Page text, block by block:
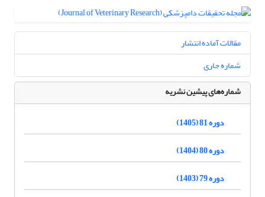
مقالات آماده انتشار
شماره جاری
شماره‌های پیشین نشریه
دوره 81 (1405)
دوره 80 (1404)
دوره 79 (1403)